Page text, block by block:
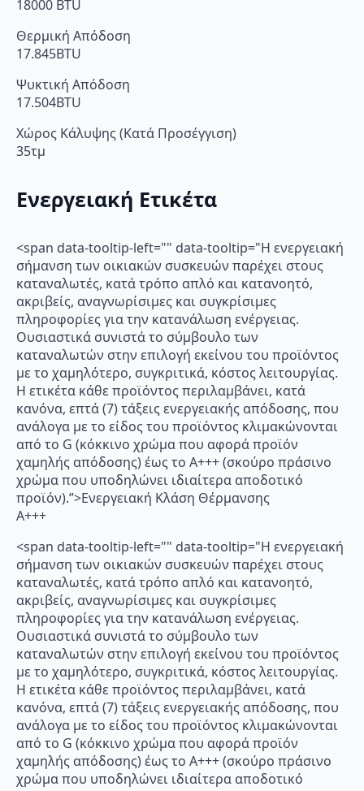
18000 BTU
Θερμική Απόδοση
17.845BTU
Ψυκτική Απόδοση
17.504BTU
Χώρος Κάλυψης (Κατά Προσέγγιση)
35τμ
Ενεργειακή Ετικέτα
<span data-tooltip-left="" data-tooltip="Η ενεργειακή
σήμανση των οικιακών συσκευών παρέχει στους
καταναλωτές, κατά τρόπο απλό και κατανοητό,
ακριβείς, αναγνωρίσιμες και συγκρίσιμες
πληροφορίες για την κατανάλωση ενέργειας.
Ουσιαστικά συνιστά το σύμβουλο των
καταναλωτών στην επιλογή εκείνου του προϊόντος
με το χαμηλότερο, συγκριτικά, κόστος λειτουργίας.
Η ετικέτα κάθε προϊόντος περιλαμβάνει, κατά
κανόνα, επτά (7) τάξεις ενεργειακής απόδοσης, που
ανάλογα με το είδος του προϊόντος κλιμακώνονται
από το G (κόκκινο χρώμα που αφορά προϊόν
χαμηλής απόδοσης) έως το Α+++ (σκούρο πράσινο
χρώμα που υποδηλώνει ιδιαίτερα αποδοτικό
προϊόν).”>Ενεργειακή Κλάση Θέρμανσης
A+++
<span data-tooltip-left="" data-tooltip="Η ενεργειακή
σήμανση των οικιακών συσκευών παρέχει στους
καταναλωτές, κατά τρόπο απλό και κατανοητό,
ακριβείς, αναγνωρίσιμες και συγκρίσιμες
πληροφορίες για την κατανάλωση ενέργειας.
Ουσιαστικά συνιστά το σύμβουλο των
καταναλωτών στην επιλογή εκείνου του προϊόντος
με το χαμηλότερο, συγκριτικά, κόστος λειτουργίας.
Η ετικέτα κάθε προϊόντος περιλαμβάνει, κατά
κανόνα, επτά (7) τάξεις ενεργειακής απόδοσης, που
ανάλογα με το είδος του προϊόντος κλιμακώνονται
από το G (κόκκινο χρώμα που αφορά προϊόν
χαμηλής απόδοσης) έως το Α+++ (σκούρο πράσινο
χρώμα που υποδηλώνει ιδιαίτερα αποδοτικό